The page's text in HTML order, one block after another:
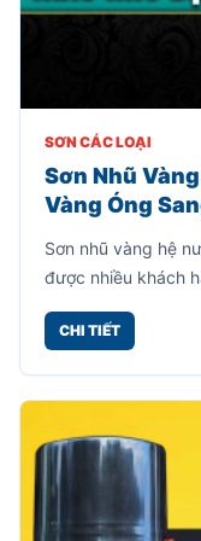
SƠN CÁC LOẠI
Sơn Nhũ
Vàng Óng
Sơn nhũ vàng hệ
được nhiều khách
chậu cây, tượng
CHI TIẾT